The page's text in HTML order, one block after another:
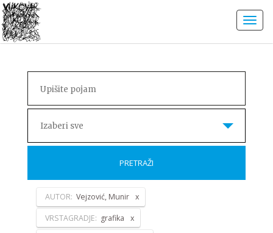
Izaberi sve
PRETRAŽI
AUTOR: Vejzović, Munir
VRSTAGRADJE: grafika